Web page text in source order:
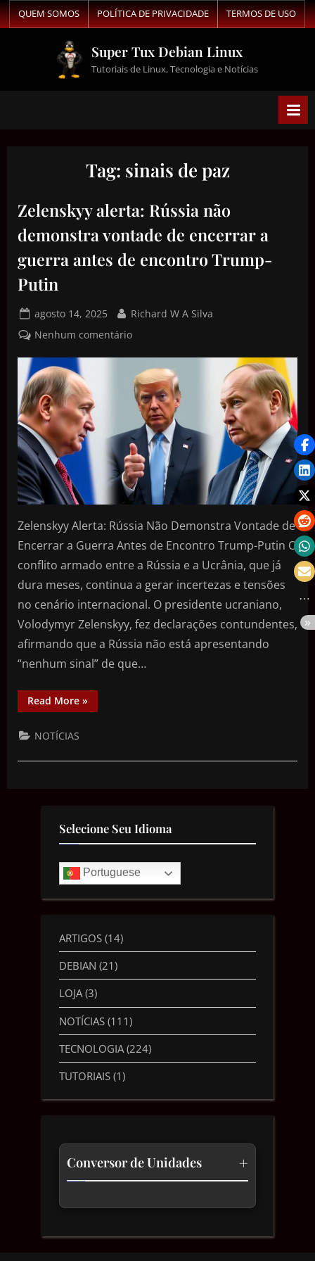
QUEM SOMOS POLÍTICA DE PRIVACIDADE TERMOS DE USO
Super Tux Debian Linux
Tutoriais de Linux, Tecnologia e Notícias
Tag: sinais de paz
Zelenskyy alerta: Rússia não
demonstra vontade de encerrar a
guerra antes de encontro Trump-
Putin
agosto 14, 2025
Richard W A Silva
Nenhum comentário
Zelenskyy Alerta: Rússia Não Demonstra Vontade de
Encerrar a Guerra Antes de Encontro Trump-Putin O
conflito armado entre a Rússia e a Ucrânia, que já
dura meses, continua a gerar incertezas e tensões
no cenário internacional. O presidente ucraniano,
Volodymyr Zelenskyy, fez declarações contundentes,
afirmando que a Rússia não está apresentando
“nenhum sinal” de que…
Read More »
NOTÍCIAS
Selecione Seu Idioma
Portuguese
ARTIGOS (14)
DEBIAN (21)
LOJA(3)
NOTÍCIAS (111)
TECNOLOGIA (224)
TUTORIAIS (1)
Conversor de Unidades +
Comprimento